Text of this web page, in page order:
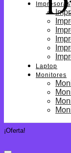
Impresoras
Laptop
Monitores
¡Oferta!